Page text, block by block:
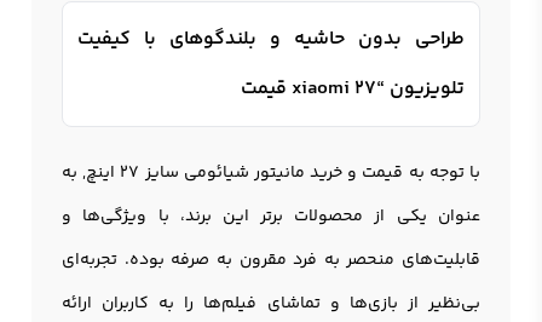
طراحی بدون حاشیه و بلندگوهای با کیفیت
تلویزیون “27 xiaomi قیمت
با توجه به قیمت و خرید مانیتور شیائومی سایز 27 اینچ, به
عنوان یکی از محصولات برتر این برند، با ویژگی‌ها و
قابلیت‌های منحصر به فرد مقرون به صرفه بوده. تجربه‌ای
بی‌نظیر از بازی‌ها و تماشای فیلم‌ها را به کاربران ارائه